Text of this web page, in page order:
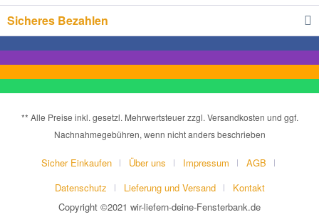
Sicheres Bezahlen
** Alle Preise inkl. gesetzl. Mehrwertsteuer zzgl. Versandkosten und ggf.
Nachnahmegebühren, wenn nicht anders beschrieben
Sicher Einkaufen Über uns Impressum
AGB
Datenschutz
Lieferung und Versand
Kontakt
Copyright ©2021 wir-liefern-deine-Fensterbank.de